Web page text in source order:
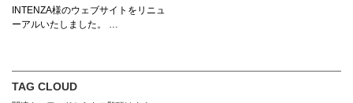
INTENZA様のウェブサイトをリニュ
ーアルいたしました。 …
TAG CLOUD